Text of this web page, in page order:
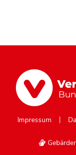
Impressum